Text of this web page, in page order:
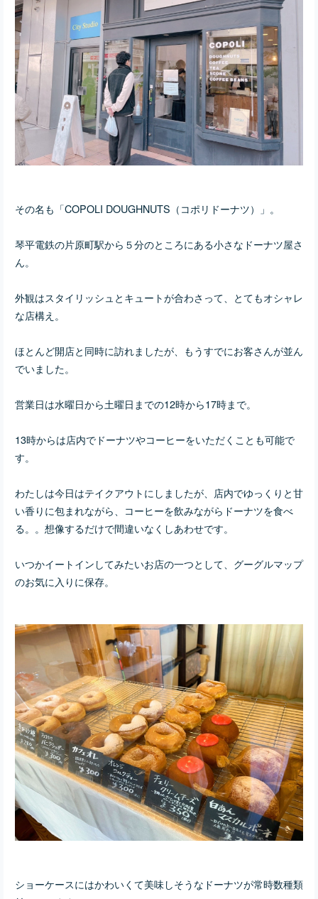
その名も「COPOLI DOUGHNUTS（コポリドーナツ）」。
琴平電鉄の片原町駅から５分のところにある小さなドーナツ屋さ
ん。
外観はスタイリッシュとキュートが合わさって、とてもオシャレ
な店構え。
ほとんど開店と同時に訪れましたが、もうすでにお客さんが並ん
でいました。
営業日は水曜日から土曜日までの12時から17時まで。
13時からは店内でドーナツやコーヒーをいただくことも可能で
す。
わたしは今日はテイクアウトにしましたが、店内でゆっくりと甘
い香りに包まれながら、コーヒーを飲みながらドーナツを食べ
る。。想像するだけで間違いなくしあわせです。
いつかイートインしてみたいお店の一つとして、グーグルマップ
のお気に入りに保存。
ショーケースにはかわいくて美味しそうなドーナツが常時数種類